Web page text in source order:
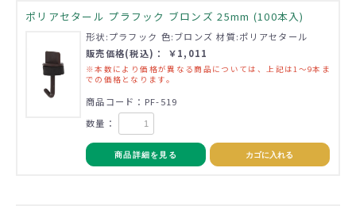
ポリアセタール プラフック ブロンズ 25mm (100本入)
形状:プラフック 色:ブロンズ 材質:ポリアセタール
販売価格(税込)： ￥1,011
※本数により価格が異なる商品については、上記は1～9本ま
での価格となります。
商品コード：PF-519
数量：
商品詳細を見る カゴに入れる